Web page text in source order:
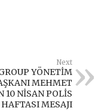
Next
YÖNETİM
MEHMET
10 NİSAN POLİS
HAFTASI MESAJI